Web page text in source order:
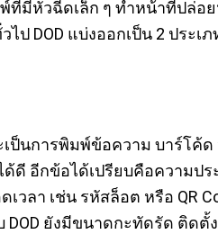
พ์ที่มีหัวฉีดเล็ก ๆ ทำหน้าที่ป
แบ่งออกเป็น 2 ประเภ
ป็นการพิมพ์ข้อความ บาร์โ
ดี อีกข้อได้เปรียบคือความ
า เช่น รหัสล็อต หรือ QR
ยังมีขนาดกะทัดรัด ติดตั้